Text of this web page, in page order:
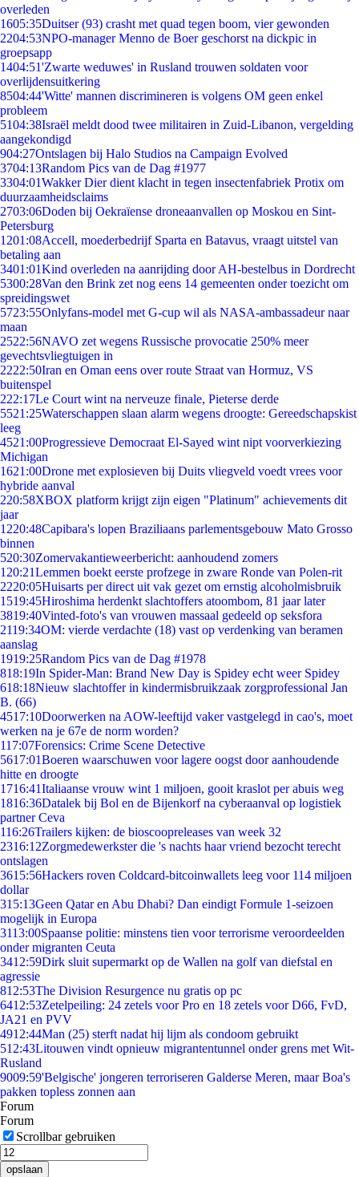
overleden
1605:35Duitser (93) crasht met quad tegen boom, vier gewonden
2204:53NPO-manager Menno de Boer geschorst na dickpic in
groepsapp
1404:51'Zwarte weduwes' in Rusland trouwen soldaten voor
overlijdensuitkering
8504:44'Witte' mannen discrimineren is volgens OM geen enkel
probleem
5104:38Israël meldt dood twee militairen in Zuid-Libanon, vergelding
aangekondigd
904:27Ontslagen bij Halo Studios na Campaign Evolved
3704:13Random Pics van de Dag #1977
3304:01Wakker Dier dient klacht in tegen insectenfabriek Protix om
duurzaamheidsclaims
2703:06Doden bij Oekraïense droneaanvallen op Moskou en Sint-
Petersburg
1201:08Accell, moederbedrijf Sparta en Batavus, vraagt uitstel van
betaling aan
3401:01Kind overleden na aanrijding door AH-bestelbus in Dordrecht
5300:28Van den Brink zet nog eens 14 gemeenten onder toezicht om
spreidingswet
5723:55Onlyfans-model met G-cup wil als NASA-ambassadeur naar
maan
2522:56NAVO zet wegens Russische provocatie 250% meer
gevechtsvliegtuigen in
2222:50Iran en Oman eens over route Straat van Hormuz, VS
buitenspel
222:17Le Court wint na nerveuze finale, Pieterse derde
5521:25Waterschappen slaan alarm wegens droogte: Gereedschapskist
leeg
4521:00Progressieve Democraat El-Sayed wint nipt voorverkiezing
Michigan
1621:00Drone met explosieven bij Duits vliegveld voedt vrees voor
hybride aanval
220:58XBOX platform krijgt zijn eigen "Platinum" achievements dit
jaar
1220:48Capibara's lopen Braziliaans parlementsgebouw Mato Grosso
binnen
520:30Zomervakantieweerbericht: aanhoudend zomers
1 20:21Lemmen boekt eerste profzege in zware Ronde van Polen-rit
2220:05Huisarts per direct uit vak gezet om ernstig alcoholmisbruik
1519:45Hiroshima herdenkt slachtoffers atoombom, 81 jaar later
3819:40Vinted-foto's van vrouwen massaal gedeeld op seksfora
2119:34OM: vierde verdachte (18) vast op verdenking van beramen
aanslag
1919:25Random Pics van de Dag #1978
818:19In Spider-Man: Brand New Day is Spidey echt weer Spidey
618:18Nieuw slachtoffer in kindermisbruikzaak zorgprofessional Jan
B. (66)
4517:10Doorwerken na AOW-leeftijd vaker vastgelegd in cao's, moet
werken na je 67e de norm worden?
117:07Forensics: Crime Scene Detective
5617:01Boeren waarschuwen voor lagere oogst door aanhoudende
hitte en droogte
1716:41Italiaanse vrouw wint 1 miljoen, gooit kraslot per abuis weg
1816:36Datalek bij Bol en de Bijenkorf na cyberaanval op logistiek
partner Ceva
116:26Trailers kijken: de bioscoopreleases van week 32
2316:12Zorgmedewerkster die 's nachts haar vriend bezocht terecht
ontslagen
3615:56Hackers roven Coldcard-bitcoinwallets leeg voor 114 miljoen
dollar
315:13Geen Qatar en Abu Dhabi? Dan eindigt Formule 1-seizoen
mogelijk in Europa
3113:00Spaanse politie: minstens tien voor terrorisme veroordeelden
onder migranten Ceuta
3412:59Dirk sluit supermarkt op de Wallen na golf van diefstal en
agressie
812:53The Division Resurgence nu gratis op pc
6412:53Zetelpeiling: 24 zetels voor Pro en 18 zetels voor D66, FvD,
JA21 en PVV
4912:44Man (25) sterft nadat hij lijm als condoom gebruikt
512:43Litouwen vindt opnieuw migrantentunnel onder grens met Wit-
Rusland
9009:59'Belgische' jongeren terroriseren Galderse Meren, maar Boa's
pakken topless zonnen aan
Forum
Forum
Scrollbar gebruiken
opslaan